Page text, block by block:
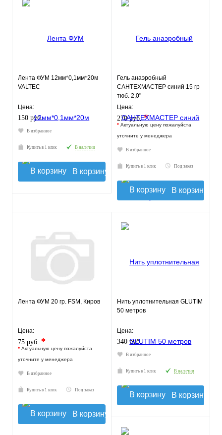
Лента ФУМ 12мм*0,1мм*20м
VALTEC
Цена:
150 руб.
В избранное
Купить в 1 клик В наличии
В корзину
Гель анаэробный
САНТЕХМАСТЕР синий 15 гр
тюб. 2,0"
Цена:
270 руб.*
* Актуальную цену пожалуйста
уточните у менеджера
В избранное
Купить в 1 клик Под заказ
В корзину
Лента ФУМ 20 гр. FSM, Киров
Цена:
75 руб. *
* Актуальную цену пожалуйста
уточните у менеджера
В избранное
Купить в 1 клик Под заказ
В корзину
Нить уплотнительная GLUTIM
50 метров
Цена:
340 руб.
В избранное
Купить в 1 клик В наличии
В корзину